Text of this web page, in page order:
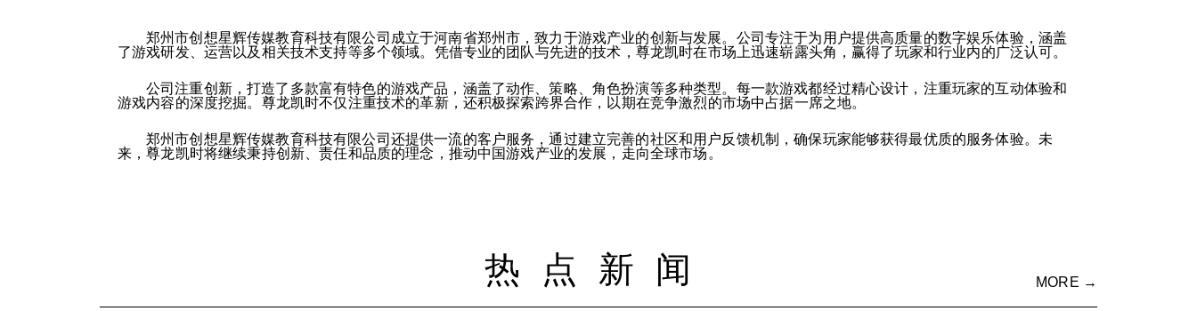
郑州市创想星辉传媒教育科技有限公司成立于河南省郑州市，致力于游戏产业的创新与发展。公司专注于为用户提供高质量的数字娱乐体验，涵盖
了游戏研发、运营以及相关技术支持等多个领域。凭借专业的团队与先进的技术，尊龙凯时在市场上迅速崭露头角，赢得了玩家和行业内的广泛认可。
公司注重创新，打造了多款富有特色的游戏产品，涵盖了动作、策略、角色扮演等多种类型。每一款游戏都经过精心设计，注重玩家的互动体验和
游戏内容的深度挖掘。尊龙凯时不仅注重技术的革新，还积极探索跨界合作，以期在竞争激烈的市场中占据一席之地。
郑州市创想星辉传媒教育科技有限公司还提供一流的客户服务，通过建立完善的社区和用户反馈机制，确保玩家能够获得最优质的服务体验。未
来，尊龙凯时将继续秉持创新、责任和品质的理念，推动中国游戏产业的发展，走向全球市场。
热点新闻 MORE →